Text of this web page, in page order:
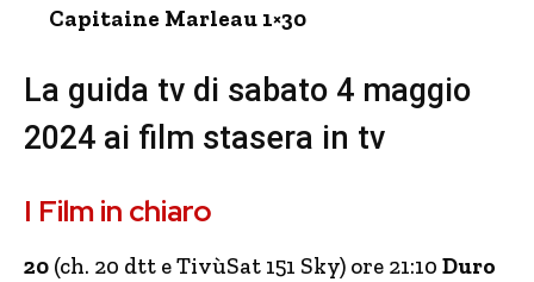
Capitaine Marleau 1×30
La guida tv di sabato 4 maggio
2024 ai film stasera in tv
I Film in chiaro
20 (ch. 20 dtt e TivùSat 151 Sky) ore 21:10 Duro